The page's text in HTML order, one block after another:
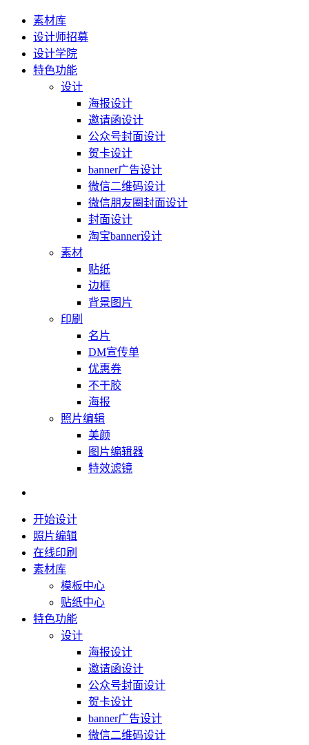
素材库
设计师招募
设计学院
特色功能
设计
海报设计
邀请函设计
公众号封面设计
贺卡设计
banner广告设计
微信二维码设计
微信朋友圈封面设计
封面设计
淘宝banner设计
素材
贴纸
边框
背景图片
印刷
名片
DM宣传单
优惠券
不干胶
海报
照片编辑
美颜
图片编辑器
特效滤镜
开始设计
照片编辑
在线印刷
素材库
模板中心
贴纸中心
特色功能
设计
海报设计
邀请函设计
公众号封面设计
贺卡设计
banner广告设计
微信二维码设计